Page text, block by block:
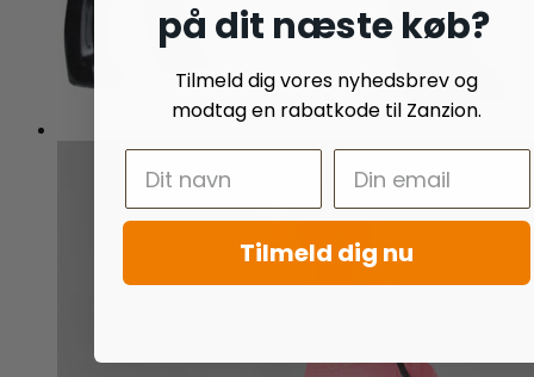
på dit næste køb?
Tilmeld dig vores nyhedsbrev og
modtag en rabatkode til Zanzion.
Tilmeld dig nu